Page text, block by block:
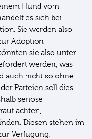
Hund vom
es sich bei
Sie werden also
Adoption
sie also unter
werden, was
auch nicht so ohne
Parteien soll dies
seriöse
achten,
Diesen stehen im
Verfügung: